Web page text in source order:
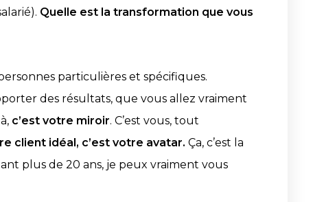
Quelle est la transformation que vous
particulières et spécifiques.
des résultats, que vous allez vraiment
c’est votre miroir. C’est vous, tout
client idéal, c’est votre avatar. Ça, c’est la
plus de 20 ans, je peux vraiment vous